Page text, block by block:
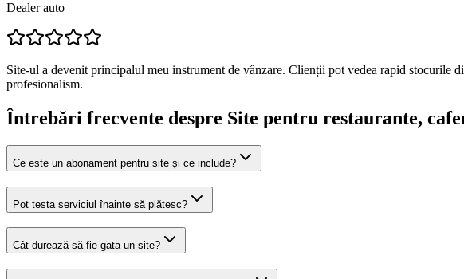
Dealer auto
Site-ul a devenit principalul meu instrument de vânzare. Clienții pot vedea rapid
profesionalism.
Întrebări frecvente despre Site pentru restaurante,
Ce este un abonament pentru site și ce include?
Pot testa serviciul înainte să plătesc?
Cât durează să fie gata un site?